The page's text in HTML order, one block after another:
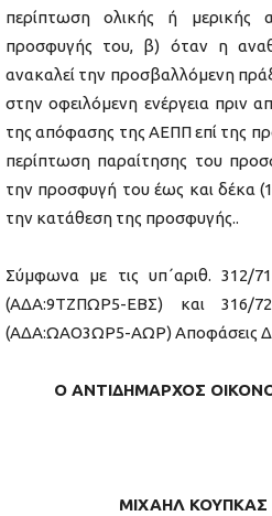
περίπτωση ολικής ή μερικής
προσφυγής του, β) όταν η
ανακαλεί την προσβαλλόμενη
στην οφειλόμενη ενέργεια πριν
της απόφασης της ΑΕΠΠ επί της
περίπτωση παραίτησης του
την προσφυγή του έως και δέκα
την κατάθεση της προσφυγής..
Σύμφωνα με τις υπ΄αριθ. 312/
(ΑΔΑ:9ΤΖΠΩΡ5-ΕΒΣ) και 316/
(ΑΔΑ:ΩΑΟ3ΩΡ5-ΑΩΡ) Αποφάσεις
O ΑΝΤΙΔΗΜΑΡΧΟΣ
ΜΙΧΑΗΛ ΚΟΥΠΚΑΣ